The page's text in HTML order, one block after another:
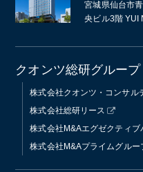
宮城県仙台市
央ビル3階 YUI
クオンツ総研グループ
株式会社クオンツ・コンサル
株式会社総研リース
株式会社M&Aエグゼクティブ
株式会社M&Aプライムグルー